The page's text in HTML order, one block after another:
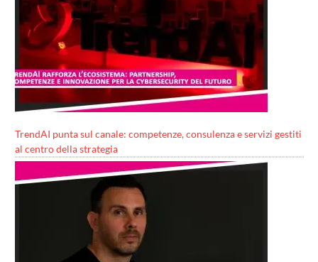
TrendAI punta sul canale: competenze, consulenza e servizi gestiti
al centro della strategia